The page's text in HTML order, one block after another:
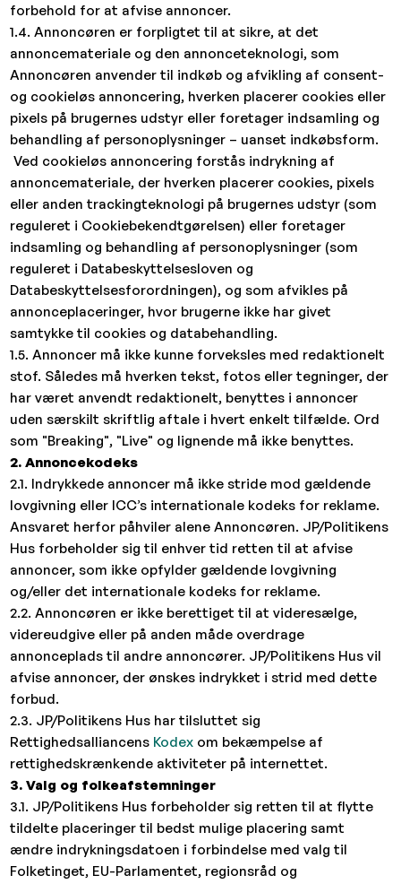
forbehold for at afvise annoncer.
1.4. Annoncøren er forpligtet til at sikre, at det
annoncemateriale og den annonceteknologi, som
Annoncøren anvender til indkøb og afvikling af consent-
og cookieløs annoncering, hverken placerer cookies eller
pixels på brugernes udstyr eller foretager indsamling og
behandling af personoplysninger – uanset indkøbsform.
Ved cookieløs annoncering forstås indrykning af
annoncemateriale, der hverken placerer cookies, pixels
eller anden trackingteknologi på brugernes udstyr (som
reguleret i Cookiebekendtgørelsen) eller foretager
indsamling og behandling af personoplysninger (som
reguleret i Databeskyttelsesloven og
Databeskyttelsesforordningen), og som afvikles på
annonceplaceringer, hvor brugerne ikke har givet
samtykke til cookies og databehandling.
1.5. Annoncer må ikke kunne forveksles med redaktionelt
stof. Således må hverken tekst, fotos eller tegninger, der
har været anvendt redaktionelt, benyttes i annoncer
uden særskilt skriftlig aftale i hvert enkelt tilfælde. Ord
som "Breaking", "Live" og lignende må ikke benyttes.
2. Annoncekodeks
2.1. Indrykkede annoncer må ikke stride mod gældende
lovgivning eller ICC’s internationale kodeks for reklame.
Ansvaret herfor påhviler alene Annoncøren. JP/Politikens
Hus forbeholder sig til enhver tid retten til at afvise
annoncer, som ikke opfylder gældende lovgivning
og/eller det internationale kodeks for reklame.
2.2. Annoncøren er ikke berettiget til at videresælge,
videreudgive eller på anden måde overdrage
annonceplads til andre annoncører. JP/Politikens Hus vil
afvise annoncer, der ønskes indrykket i strid med dette
forbud.
2.3. JP/Politikens Hus har tilsluttet sig
Rettighedsalliancens Kodex om bekæmpelse af
rettighedskrænkende aktiviteter på internettet.
3. Valg og folkeafstemninger
3.1. JP/Politikens Hus forbeholder sig retten til at flytte
tildelte placeringer til bedst mulige placering samt
ændre indrykningsdatoen i forbindelse med valg til
Folketinget, EU-Parlamentet, regionsråd og